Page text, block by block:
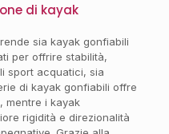
di kayak
sia kayak gonfiabili
per offrire stabilità,
sport acquatici, sia
di kayak gonfiabili offre
mentre i kayak
rigidità e direzionalità